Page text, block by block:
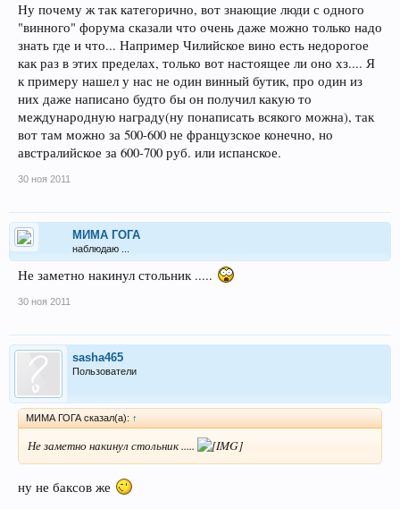
Ну почему ж так категорично, вот знающие люди с одного
"винного" форума сказали что очень даже можно только надо
знать где и что... Например Чилийское вино есть недорогое
как раз в этих пределах, только вот настоящее ли оно хз.... Я
к примеру нашел у нас не один винный бутик, про один из
них даже написано будто бы он получил какую то
международную награду(ну понаписать всякого можна), так
вот там можно за 500-600 не французское конечно, но
австралийское за 600-700 руб. или испанское.
30 ноя 2011
МИМА ГОГА
наблюдаю ...
Не заметно накинул стольник .....
30 ноя 2011
sasha465
Пользователи
МИМА ГОГА сказал(а): ↑
Не заметно накинул стольник .....
ну не баксов же